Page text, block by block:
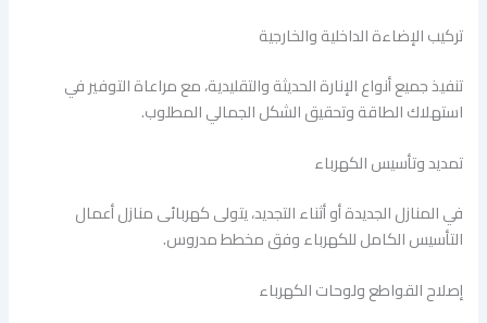
تركيب الإضاءة الداخلية والخارجية
تنفيذ جميع أنواع الإنارة الحديثة والتقليدية، مع مراعاة التوفير في
استهلاك الطاقة وتحقيق الشكل الجمالي المطلوب.
تمديد وتأسيس الكهرباء
في المنازل الجديدة أو أثناء التجديد، يتولى كهربائى منازل أعمال
التأسيس الكامل للكهرباء وفق مخطط مدروس.
إصلاح القواطع ولوحات الكهرباء